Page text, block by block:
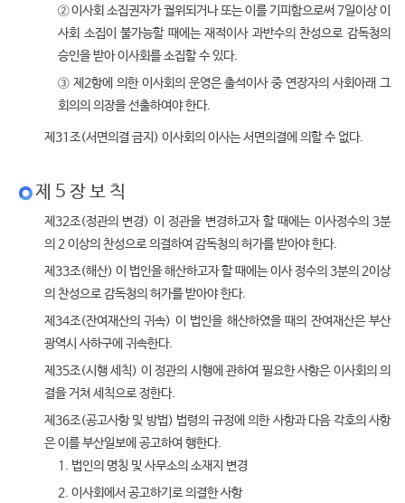
② 이사회 소집권자가 궐위되거나 또는 이를 기피함으로써 7일이상 이
사회 소집이 불가능할 때에는 재적이사 과반수의 찬성으로 감독청의
승인을 받아 이사회를 소집할 수 있다.
③ 제2항에 의한 이사회의 운영은 출석이사 중 연장자의 사회아래 그
회의의 의장을 선출하여야 한다.
제31조(서면의결 금지) 이사회의 이사는 서면의결에 의할 수 없다.
제 5 장 보 칙
제32조(정관의 변경) 이 정관을 변경하고자 할 때에는 이사정수의 3분
의 2 이상의 찬성으로 의결하여 감독청의 허가를 받아야 한다.
제33조(해산) 이 법인을 해산하고자 할 때에는 이사 정수의 3분의 2이상
의 찬성으로 감독청의 허가를 받아야 한다.
제34조(잔여재산의 귀속) 이 법인을 해산하였을 때의 잔여재산은 부산
광역시 사하구에 귀속한다.
제35조(시행 세칙) 이 정관의 시행에 관하여 필요한 사항은 이사회의 의
결을 거쳐 세칙으로 정한다.
제36조(공고사항 및 방법) 법령의 규정에 의한 사항과 다음 각호의 사항
은 이를 부산일보에 공고하여 행한다.
1. 법인의 명칭 및 사무소의 소재지 변경
2. 이사회에서 공고하기로 의결한 사항